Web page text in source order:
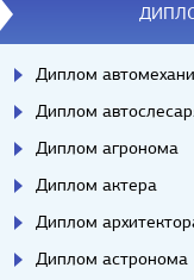
Диплом
Диплом
Диплом агронома
Диплом актера
Диплом
Диплом астронома